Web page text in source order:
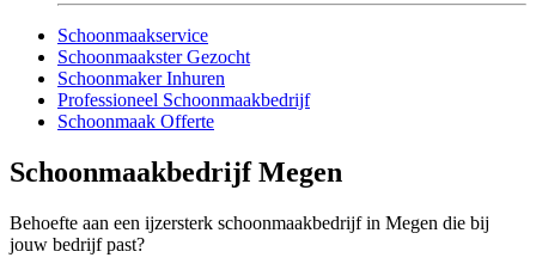
Schoonmaakservice
Schoonmaakster Gezocht
Schoonmaker Inhuren
Professioneel Schoonmaakbedrijf
Schoonmaak Offerte
Schoonmaakbedrijf Megen
Behoefte aan een ijzersterk schoonmaakbedrijf in Megen die bij
jouw bedrijf past?